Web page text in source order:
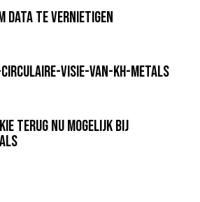
data te vernietigen
visie-van-kh-metals
Terug nu mogelijk bij